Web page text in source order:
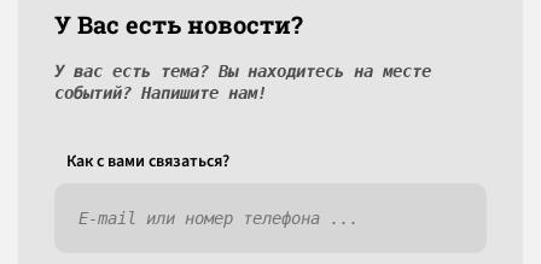
У Вас есть новости?
У вас есть тема? Вы находитесь на месте
событий? Напишите нам!
Как c вами связаться?